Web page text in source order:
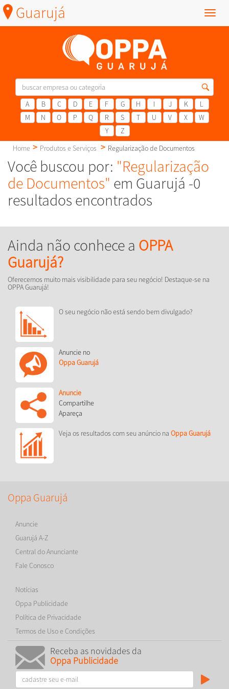
Menu
Guarujá
A B C D E F G H I J K
L
M
N O P Q R S T U V X
W
Y
Z
Home
Produtos e Serviços Regularização de Documentos
Você buscou por: "Regularização
de Documentos" em Guarujá -0
resultados encontrados
Ainda não conhece a OPPA
Guarujá?
Oferecemos muito mais visibilidade para seu negócio! Destaque-se na
OPPA Guarujá!
O seu negócio não está sendo bem divulgado?
Anuncie no
Oppa Guarujá
Anuncie
Compartilhe
Apareça
Veja os resultados com seu anúncio na Oppa Guarujá
Oppa Guarujá
Anuncie
Guarujá A-Z
Central do Anunciante
Fale Conosco
Notícias
Oppa Publicidade
Política de Privacidade
Termos de Uso e Condições
Receba as novidades da
Oppa Publicidade